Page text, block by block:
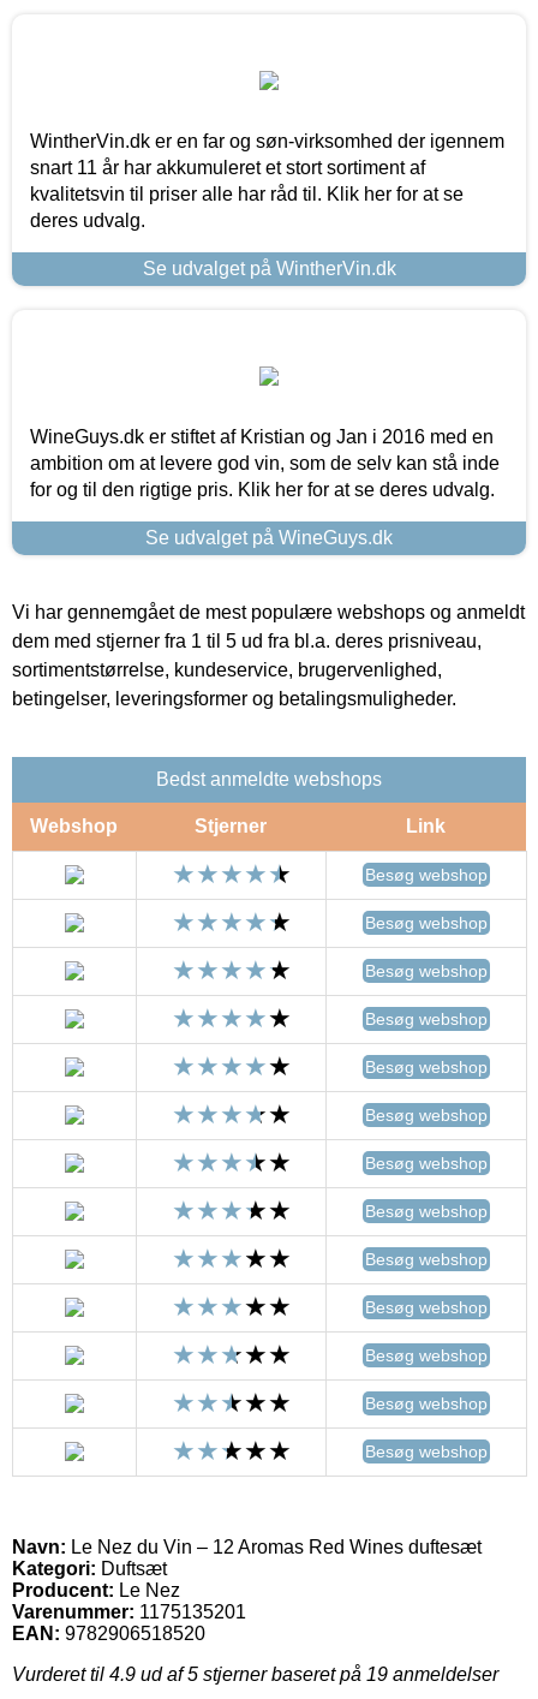
WintherVin.dk er en far og søn-virksomhed der igennem
snart 11 år har akkumuleret et stort sortiment af
kvalitetsvin til priser alle har råd til. Klik her for at se
deres udvalg.
Se udvalget på WintherVin.dk
WineGuys.dk er stiftet af Kristian og Jan i 2016 med en
ambition om at levere god vin, som de selv kan stå inde
for og til den rigtige pris. Klik her for at se deres udvalg.
Se udvalget på WineGuys.dk
Vi har gennemgået de mest populære webshops og anmeldt
dem med stjerner fra 1 til 5 ud fra bl.a. deres prisniveau,
sortimentstørrelse, kundeservice, brugervenlighed,
betingelser, leveringsformer og betalingsmuligheder.
Bedst anmeldte webshops
Webshop Stjerner Link
Besøg webshop
Besøg webshop
Besøg webshop
Besøg webshop
Besøg webshop
Besøg webshop
Besøg webshop
Besøg webshop
Besøg webshop
Besøg webshop
Besøg webshop
Besøg webshop
Besøg webshop
Navn: Le Nez du Vin – 12 Aromas Red Wines duftesæt
Kategori: Duftsæt
Producent: Le Nez
Varenummer: 1175135201
EAN: 9782906518520
Vurderet til 4.9 ud af 5 stjerner baseret på 19 anmeldelser